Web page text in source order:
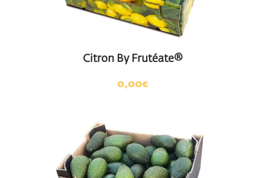
Citron By Frutéate®
0,00€